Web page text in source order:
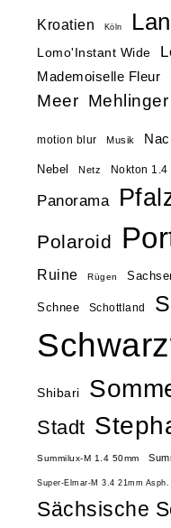
Kroatien Köln
Lomo'Instant Wide
Mademoiselle Fleur
Meer
motion blur Musik
Nebel Netz Nokton 1.4
Panorama
Polaroid
Ruine Rügen
Schnee Schottland
Shibari
Stadt
Summilux-M 1.4 50mm
Super-Elmar-M 3.4 21mm Asph.
Sächsische